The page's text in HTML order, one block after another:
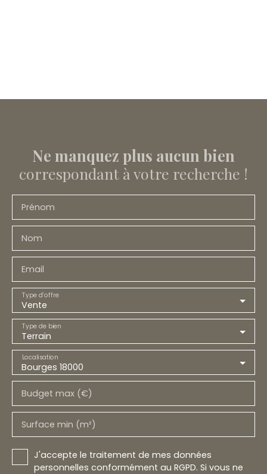
Ne manquez plus aucun bien
correspondant à votre recherche !
Prénom
Nom
Email
Vente
Type d'offre
Terrain
Type de bien
Bourges 18000
Localisation
Budget max (€)
Surface min (m²)
J'accepte le traitement de mes données
personnelles conformément au RGPD. Si vous ne